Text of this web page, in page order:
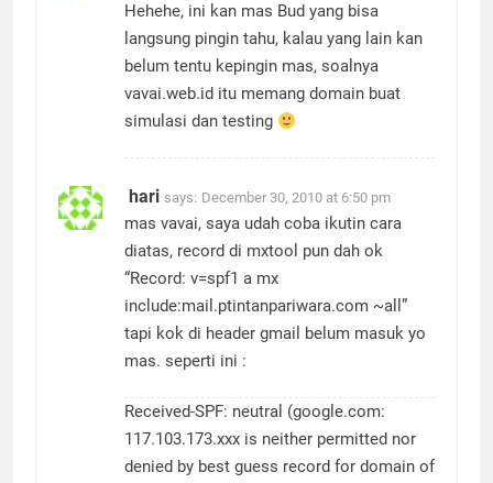
Hehehe, ini kan mas Bud yang bisa
langsung pingin tahu, kalau yang lain kan
belum tentu kepingin mas, soalnya
vavai.web.id itu memang domain buat
simulasi dan testing
hari says: December 30, 2010 at 6:50 pm
mas vavai, saya udah coba ikutin cara
diatas, record di mxtool pun dah ok
“Record: v=spf1 a mx
include:mail.ptintanpariwara.com ~all”
tapi kok di header gmail belum masuk yo
mas. seperti ini :
Received-SPF: neutral (google.com:
117.103.173.xxx is neither permitted nor
denied by best guess record for domain of